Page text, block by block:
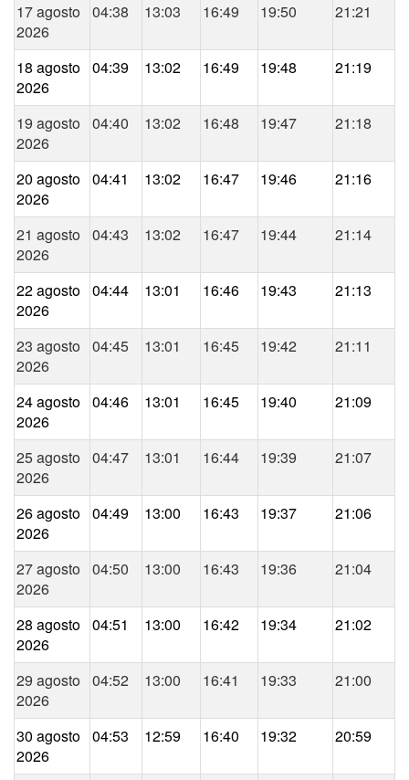
17 agosto
2026
04:38 13:03 16:49 19:50 21:21
18 agosto
2026
04:39 13:02 16:49 19:48 21:19
19 agosto
2026
04:40 13:02 16:48 19:47 21:18
20 agosto
2026
04:41 13:02 16:47 19:46 21:16
21 agosto
2026
04:43 13:02 16:47 19:44 21:14
22 agosto
2026
04:44 13:01 16:46 19:43 21:13
23 agosto
2026
04:45 13:01 16:45 19:42 21:11
24 agosto
2026
04:46 13:01 16:45 19:40 21:09
25 agosto
2026
04:47 13:01 16:44 19:39 21:07
26 agosto
2026
04:49 13:00 16:43 19:37 21:06
27 agosto
2026
04:50 13:00 16:43 19:36 21:04
28 agosto
2026
04:51 13:00 16:42 19:34 21:02
29 agosto
2026
04:52 13:00 16:41 19:33 21:00
30 agosto
2026
04:53 12:59 16:40 19:32 20:59